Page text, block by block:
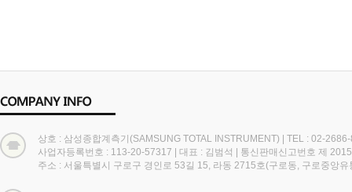
상호 : 삼성종합계측기(SAMSUNG TOTAL INSTRUMENT) | TEL : 02-
사업자등록번호 : 113-20-57317 | 대표 : 김범석 | 통신판매신고번호 제
주소 : 서울특별시 구로구 경인로 53길 15, 라동 2715호(구로동, 구로중앙유